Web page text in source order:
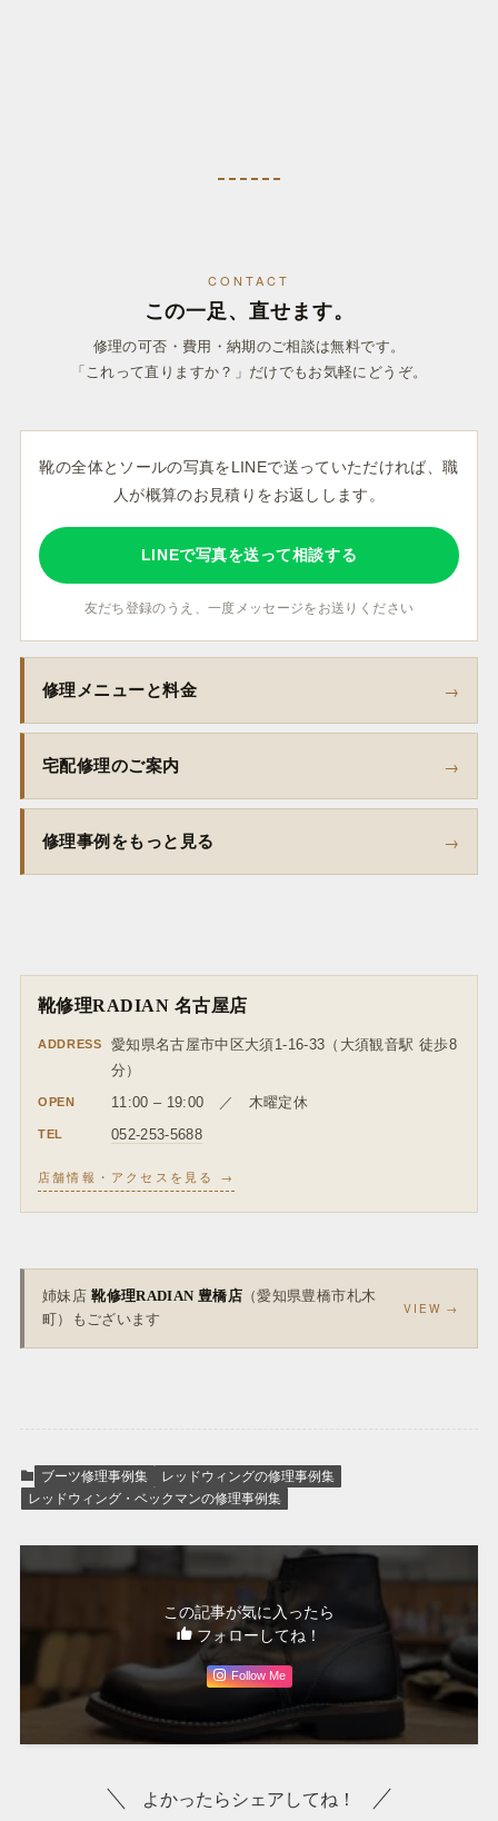
CONTACT
この一足、直せます。
修理の可否・費用・納期のご相談は無料です。
「これって直りますか？」だけでもお気軽にどうぞ。
靴の全体とソールの写真をLINEで送っていただければ、職
人が概算のお見積りをお返しします。
LINEで写真を送って相談する
友だち登録のうえ、一度メッセージをお送りください
修理メニューと料金
宅配修理のご案内
修理事例をもっと見る
靴修理RADIAN 名古屋店
ADDRESS
愛知県名古屋市中区大須1-16-33（大須観音駅 徒歩8
分）
OPEN 11:00 – 19:00 ／ 木曜定休
TEL 052-253-5688
店舗情報・アクセスを見る →
姉妹店靴修理RADIAN 豊橋店 （愛知県豊橋市札木
町）もございます
VIEW →
ブーツ修理事例集
レッドウィングの修理事例集
レッドウィング・ベックマンの修理事例集
この記事が気に入ったら
フォローしてね！
Follow Me
よかったらシェアしてね！